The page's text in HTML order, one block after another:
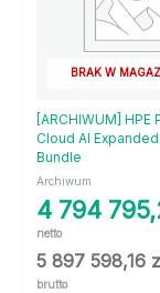
BRAK W
[ARCHIWUM] HPE
Cloud AI
Bundle
Archiwum
4 794
netto
5 897 598,16
brutto